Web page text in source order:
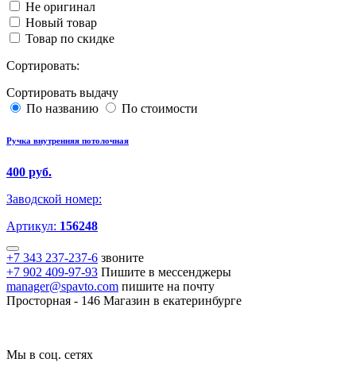
Не оригинал
Новый товар
Товар по скидке
Сортировать:
Сортировать выдачу
По названию
По стоимости
Ручка внутренняя потолочная
400 руб.
Заводской номер:
Артикул: 156248
+7 343 237-237-6 звоните
+7 902 409-97-93 Пишите в мессенджеры
manager@spavto.com пишите на почту
Просторная - 146 Магазин в екатеринбурге
Мы в соц. сетях